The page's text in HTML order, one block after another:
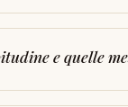
e quelle